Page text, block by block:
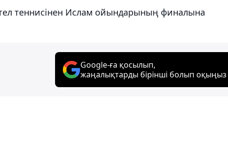
теннисінен Ислам ойындарының финалына
Google-ға қосылып,
жаңалықтарды бірінші болып оқыңыз